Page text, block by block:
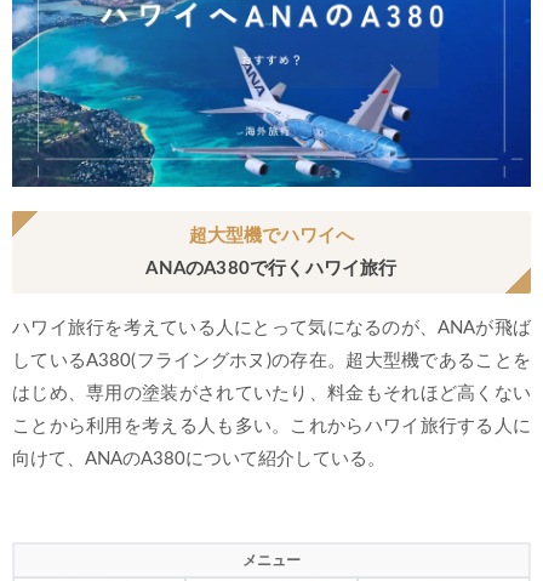
超大型機でハワイへ
ANAのA380で行くハワイ旅行
ハワイ旅行を考えている人にとって気になるのが、ANAが飛ば
しているA380(フライングホヌ)の存在。超大型機であることを
はじめ、専用の塗装がされていたり、料金もそれほど高くない
ことから利用を考える人も多い。これからハワイ旅行する人に
向けて、ANAのA380について紹介している。
メニュー